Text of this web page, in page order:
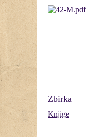
Zbirka
Knjige